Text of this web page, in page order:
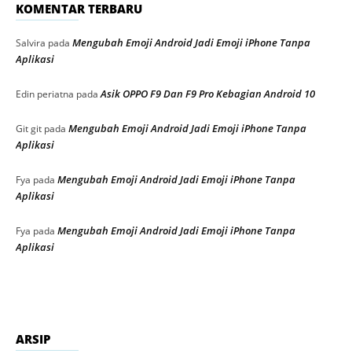
KOMENTAR TERBARU
Salvira pada Mengubah Emoji Android Jadi Emoji iPhone Tanpa
Aplikasi
Edin periatna padaAsik OPPO F9 Dan F9 Pro Kebagian Android 10
Git git pada Mengubah Emoji Android Jadi Emoji iPhone Tanpa
Aplikasi
Fya pada Mengubah Emoji Android Jadi Emoji iPhone Tanpa
Aplikasi
Fya pada Mengubah Emoji Android Jadi Emoji iPhone Tanpa
Aplikasi
ARSIP